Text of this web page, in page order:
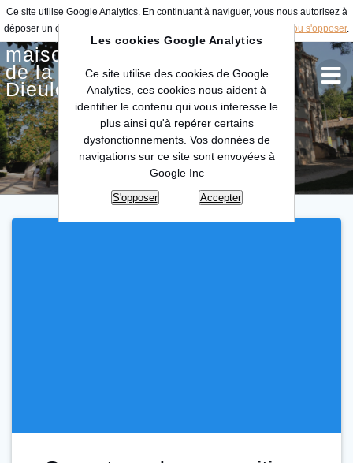
Les cookies Google Analytics
Ce site utilise des cookies de Google
Analytics, ces cookies nous aident à
identifier le contenu qui vous interesse le
plus ainsi qu'à repérer certains
dysfonctionnements. Vos données de
navigations sur ce site sont envoyées à
Google Inc
S'opposer Accepter
Ce site utilise Google Analytics. En continuant à naviguer, vous nous autorisez à
déposer un cookie à des fins de mesure d'audience.
En savoir plus ou s'opposer.
maison
de la céramique
Dieulefit